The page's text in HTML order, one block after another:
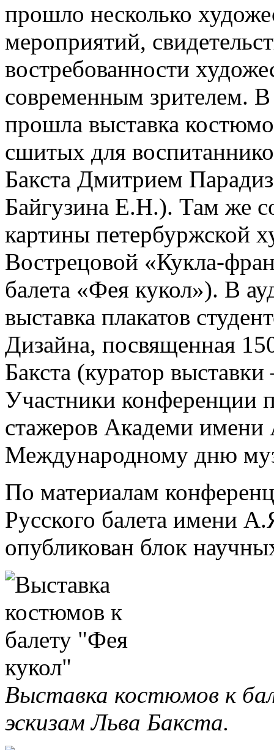
прошло несколько
мероприятий,
востребованности
современным зрителем.
прошла выставка
сшитых для
Бакста Дмитрием
Байгузина Е.Н.). Там же
картины петербуржской
Вострецовой «Кукла-
балета «Фея кукол»). В
выставка плакатов
Дизайна, посвященная
Бакста (куратор
Участники конференции
стажеров Академи
Международному дню
По материалам
Русского балета имени
опубликован блок
Выставка костюмов к
эскизам Льва Бакста.